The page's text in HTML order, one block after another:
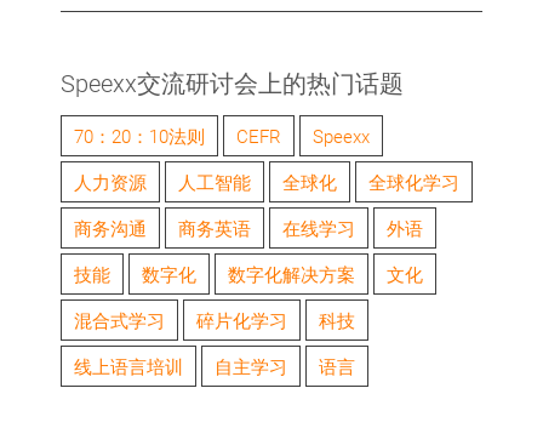
Speexx交流研讨会上的热门话题
70：20：10法则 CEFR
Speexx
人力资源
人工智能 全球化
全球化学习
商务沟通
商务英语 在线学习
外语
技能
数字化 数字化解决方案
文化
混合式学习
碎片化学习
科技
线上语言培训
自主学习 语言